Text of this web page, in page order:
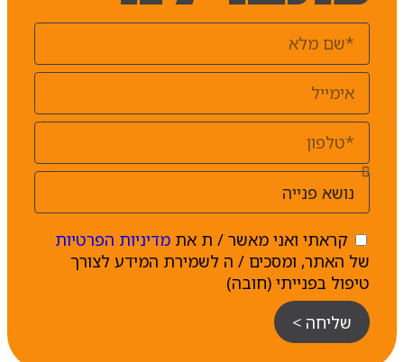
קראתי ואני מאשר / ת אתמדיניות הפרטיות
של האתר, ומסכים / ה לשמירת המידע לצורך
טיפול בפנייתי (חובה)
שליחה >